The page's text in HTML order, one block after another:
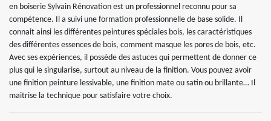
en boiserie Sylvain Rénovation est un professionnel reconnu pour sa
compétence. Il a suivi une formation professionnelle de base solide. Il
connait ainsi les différentes peintures spéciales bois, les caractéristiques
des différentes essences de bois, comment masque les pores de bois, etc.
Avec ses expériences, il possède des astuces qui permettent de donner ce
plus qui le singularise, surtout au niveau de la finition. Vous pouvez avoir
une finition peinture lessivable, une finition mate ou satin ou brillante… Il
maitrise la technique pour satisfaire votre choix.